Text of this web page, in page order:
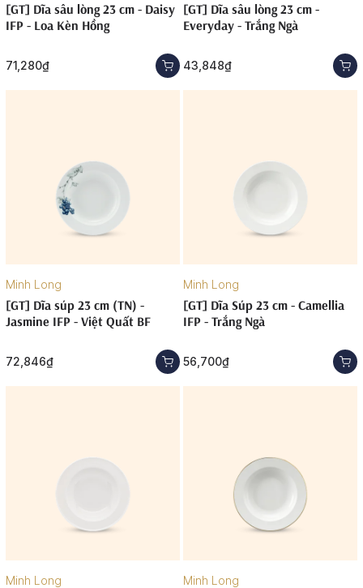
[GT] Dĩa sâu lòng 23 cm - Daisy
IFP - Loa Kèn Hồng
71,280₫
[GT] Dĩa sâu lòng 23 cm -
Everyday - Trắng Ngà
43,848₫
Minh Long
[GT] Dĩa súp 23 cm (TN) -
Jasmine IFP - Việt Quất BF
72,846₫
Minh Long
[GT] Dĩa Súp 23 cm - Camellia
IFP - Trắng Ngà
56,700₫
Minh Long Minh Long